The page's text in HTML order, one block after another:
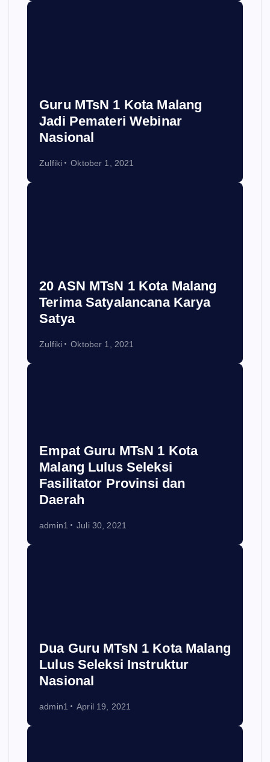
Guru MTsN 1 Kota Malang
Jadi Pemateri Webinar
Nasional
Zulfiki Oktober 1, 2021
20 ASN MTsN 1 Kota Malang
Terima Satyalancana Karya
Satya
Zulfiki Oktober 1, 2021
Empat Guru MTsN 1 Kota
Malang Lulus Seleksi
Fasilitator Provinsi dan
Daerah
admin1 Juli 30, 2021
Dua Guru MTsN 1 Kota Malang
Lulus Seleksi Instruktur
Nasional
admin1 April 19, 2021